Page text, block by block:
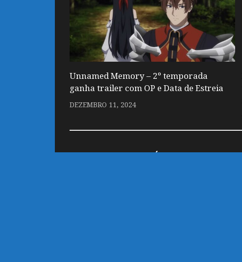
Unnamed Memory – 2º temporada
ganha trailer com OP e Data de Estreia
DEZEMBRO 11, 2024
DEIXE UM COMENTÁRIO